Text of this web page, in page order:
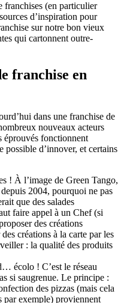
franchises (en particulier
d’inspiration pour
sur notre bon vieux
qui cartonnent outre-
franchise en
dans une franchise de
nouveaux acteurs
éprouvés fonctionnent
d’innover, et certains
! À l’image de Green Tango,
2004, pourquoi ne pas
que des salades
faire appel à un Chef (si
des créations
créations à la carte par les
: la qualité des produits
écolo ! C’est le réseau
si saugrenue. Le principe :
des pizzas (mais cela
par exemple) proviennent